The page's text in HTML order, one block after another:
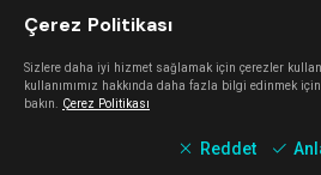
Urla
Çerez Politikası
Sizlere daha iyi hizmet sağlamak için çerezler
kullanımımız hakkında daha fazla bilgi edinmek
bakın. Çerez Politikası
Reddet